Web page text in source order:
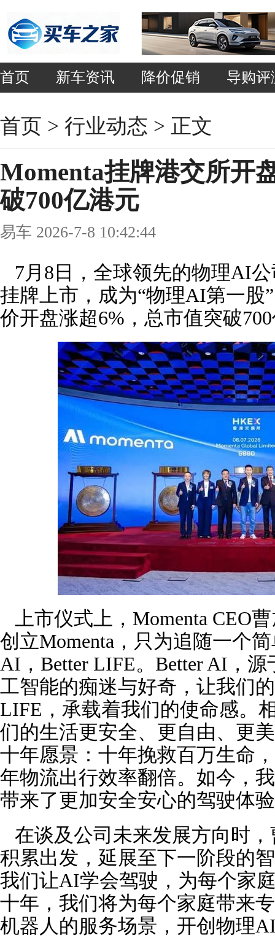
首页 新车资讯 降价促销 导购评
首页 > 行业动态 > 正文
Momenta挂牌港交所开
破700亿港元
易车 2026-7-8 10:42:44
7月8日，全球领先的物理AI
挂牌上市，成为“物理AI第一股
价开盘涨超6%，总市值突破
上市仪式上，Momenta CEO
创立Momenta，只为追随一个
AI，Better LIFE。Better AI，
工智能的痴迷与好奇，让我们
LIFE，承载着我们的使命感。
们的生活更安全、更自由、更
十年愿景：十年挽救百万生命
年物流出行效率翻倍。如今，
带来了更加安全安心的驾驶体
在谈及公司未来发展方向时
积累出发，延展至下一阶段的
我们让AI学会驾驶，为每个家
十年，我们将为每个家庭带来
机器人的服务场景，开创物理